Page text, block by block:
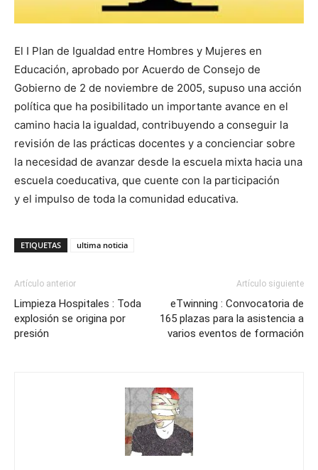
El I Plan de Igualdad entre Hombres y Mujeres en
Educación, aprobado por Acuerdo de Consejo de
Gobierno de 2 de noviembre de 2005, supuso una acción
política que ha posibilitado un importante avance en el
camino hacia la igualdad, contribuyendo a conseguir la
revisión de las prácticas docentes y a concienciar sobre
la necesidad de avanzar desde la escuela mixta hacia una
escuela coeducativa, que cuente con la participación
y el impulso de toda la comunidad educativa.
ETIQUETAS ultima noticia
Artículo anterior
Limpieza Hospitales : Toda
explosión se origina por
presión
Artículo siguiente
eTwinning : Convocatoria de
165 plazas para la asistencia a
varios eventos de formación